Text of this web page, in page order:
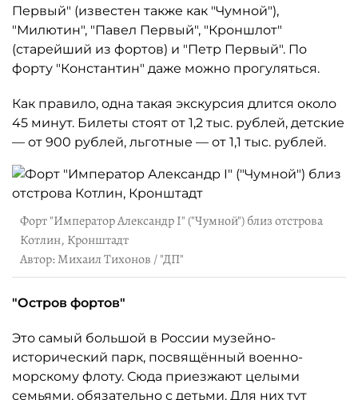
Первый" (известен также как "Чумной"),
"Милютин", "Павел Первый", "Кроншлот"
(старейший из фортов) и "Петр Первый". По
форту "Константин" даже можно прогуляться.
Как правило, одна такая экскурсия длится около
45 минут. Билеты стоят от 1,2 тыс. рублей, детские
— от 900 рублей, льготные — от 1,1 тыс. рублей.
Форт "Император Александр I" ("Чумной") близ отстрова
Котлин, Кронштадт
Автор: Михаил Тихонов / "ДП"
"Остров фортов"
Это самый большой в России музейно-
исторический парк, посвящённый военно-
морскому флоту. Сюда приезжают целыми
семьями, обязательно с детьми. Для них тут